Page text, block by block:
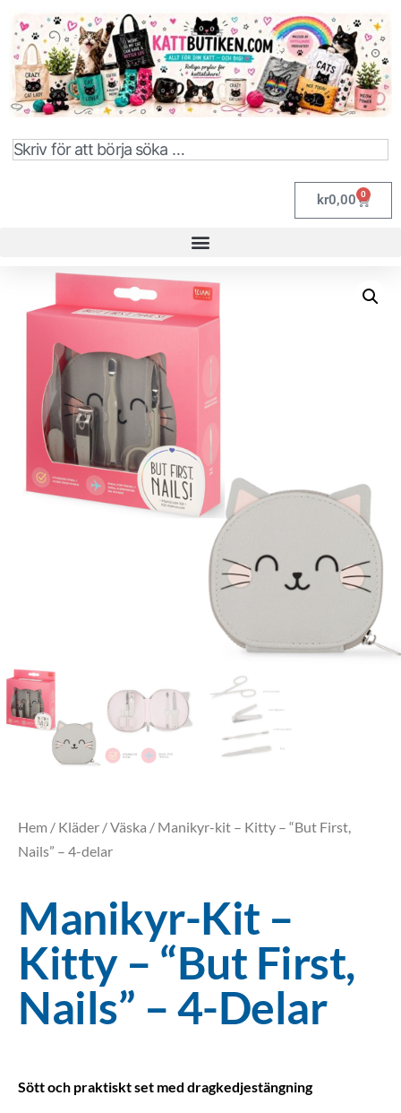
kr0,00 0
Hem / Kläder /Väska / Manikyr-kit – Kitty – “But First,
Nails” – 4-delar
Manikyr-Kit –
Kitty – “But First,
Nails” – 4-Delar
Sött och praktiskt set med dragkedjestängning